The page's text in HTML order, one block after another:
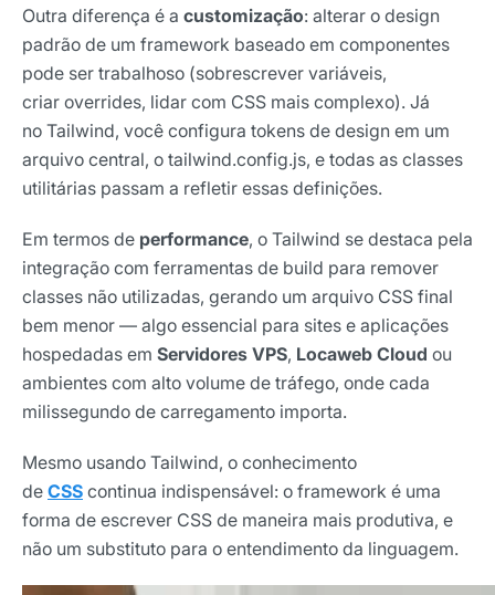
Outra diferença é a customização: alterar o design
padrão de um framework baseado em componentes
pode ser trabalhoso (sobrescrever variáveis,
criar overrides, lidar com CSS mais complexo). Já
no Tailwind, você configura tokens de design em um
arquivo central, o tailwind.config.js, e todas as classes
utilitárias passam a refletir essas definições.
Em termos de performance, o Tailwind se destaca pela
integração com ferramentas de build para remover
classes não utilizadas, gerando um arquivo CSS final
bem menor — algo essencial para sites e aplicações
hospedadas em Servidores VPS, Locaweb Cloud ou
ambientes com alto volume de tráfego, onde cada
milissegundo de carregamento importa.
Mesmo usando Tailwind, o conhecimento
de CSS continua indispensável: o framework é uma
forma de escrever CSS de maneira mais produtiva, e
não um substituto para o entendimento da linguagem.